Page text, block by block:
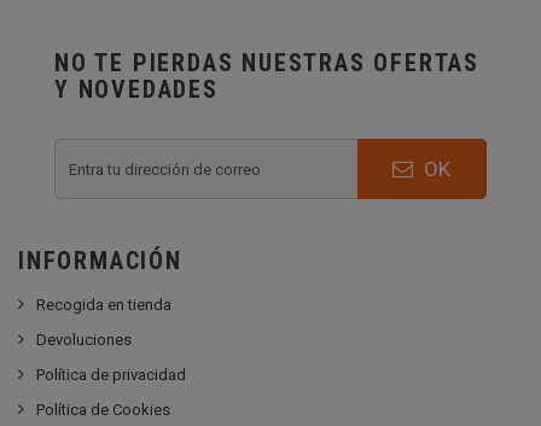
NO TE PIERDAS NUESTRAS OFERTAS
Y NOVEDADES
OK
INFORMACIÓN
Recogida en tienda
Devoluciones
Política de privacidad
Política de Cookies